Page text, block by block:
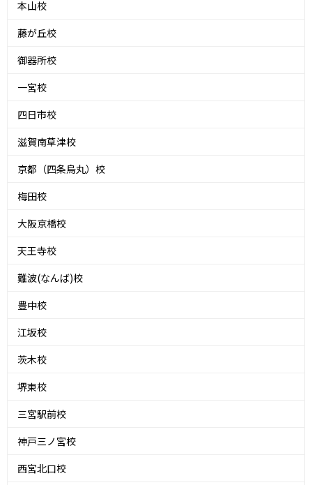
本山校
藤が丘校
御器所校
一宮校
四日市校
滋賀南草津校
京都（四条烏丸）校
梅田校
大阪京橋校
天王寺校
難波(なんば)校
豊中校
江坂校
茨木校
堺東校
三宮駅前校
神戸三ノ宮校
西宮北口校